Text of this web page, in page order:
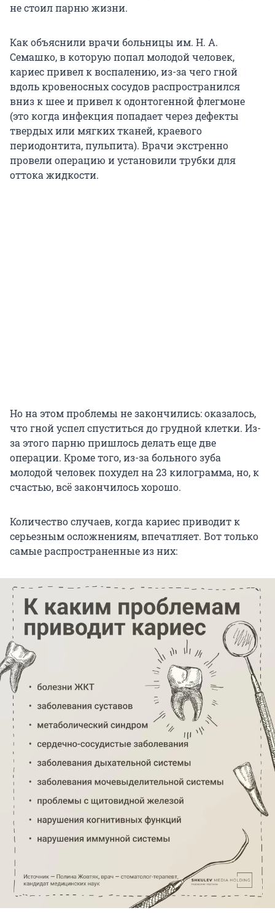
не стоил парню жизни.
Как объяснили врачи больницы им. Н. А.
Семашко, в которую попал молодой человек,
кариес привел к воспалению, из-за чего гной
вдоль кровеносных сосудов распространился
вниз к шее и привел к одонтогенной флегмоне
(это когда инфекция попадает через дефекты
твердых или мягких тканей, краевого
периодонтита, пульпита). Врачи экстренно
провели операцию и установили трубки для
оттока жидкости.
Но на этом проблемы не закончились: оказалось,
что гной успел спуститься до грудной клетки. Из-
за этого парню пришлось делать еще две
операции. Кроме того, из-за больного зуба
молодой человек похудел на 23 килограмма, но, к
счастью, всё закончилось хорошо.
Количество случаев, когда кариес приводит к
серьезным осложнениям, впечатляет. Вот только
самые распространенные из них: